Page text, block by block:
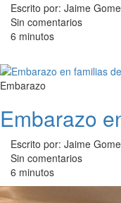
Escrito por: Jaime
Sin comentarios
6 minutos
Embarazo
Embarazo
Escrito por: Jaime
Sin comentarios
6 minutos